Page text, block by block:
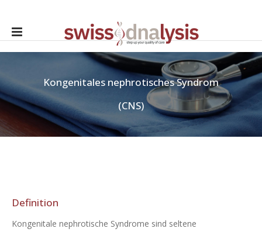
Kongenitales nephrotisches Syndrom
(CNS)
Definition
Kongenitale nephrotische Syndrome sind seltene